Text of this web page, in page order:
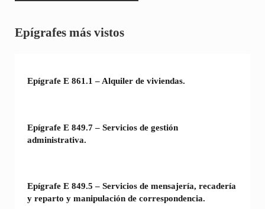
Sidebar
Epígrafes más vistos
Epígrafe E 861.1 – Alquiler de viviendas.
Epígrafe E 849.7 – Servicios de gestión
administrativa.
Epígrafe E 849.5 – Servicios de mensajería, recadería
y reparto y manipulación de correspondencia.